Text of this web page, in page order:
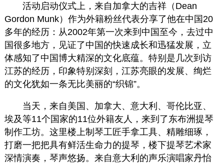
活动启动仪式上，来自加拿大的吉祥（Dean
Gordon Munk）作为外籍粉丝代表分享了他在中国20
多年的经历：从2002年第一次来到中国至今，去过中
国很多地方，见证了中国的快速成长和迅猛发展，立
体感知了中国博大精深的文化底蕴。特别是几次到访
江苏的经历，印象特别深刻，江苏亮眼的发展、绚烂
的文化犹如一条无比美丽的“织锦”。
当天，来自美国、加拿大、意大利、哥伦比亚、
埃及等11个国家的11位外籍友人，来到了东布洲提琴
制作工坊。这里楼上制琴工匠手拿工具、精雕细琢，
打磨一把把具有鲜活生命力的提琴，楼下提琴艺术家
深情演奏，琴声悠扬。来自意大利的声乐演唱家丹怡